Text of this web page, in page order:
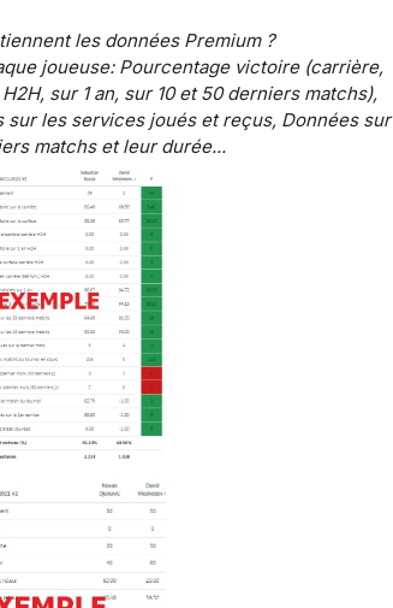
les données Premium ?
joueuse: Pourcentage victoire (carrière,
sur 1 an, sur 10 et 50 derniers matchs),
sur les services joués et reçus, Données sur
matchs et leur durée...